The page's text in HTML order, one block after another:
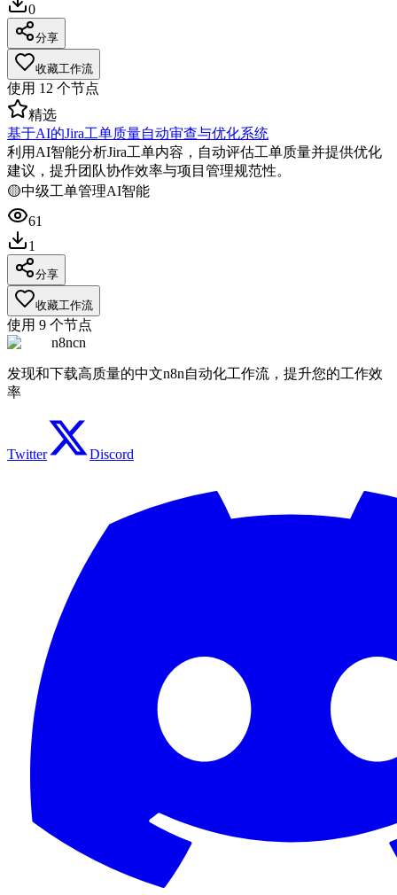
0
分享
收藏工作流
使用 12 个节点
精选
基于AI的Jira工单质量自动审查与优化系统
利用AI智能分析Jira工单内容，自动评估工单质量并提供优化
建议，提升团队协作效率与项目管理规范性。
🟡中级工单管理AI智能
61
1
分享
收藏工作流
使用 9 个节点
n8ncn
发现和下载高质量的中文n8n自动化工作流，提升您的工作效
率
Twitter Discord